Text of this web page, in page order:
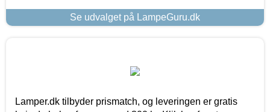
Se udvalget på LampeGuru.dk
Lamper.dk tilbyder prismatch, og leveringen er gratis